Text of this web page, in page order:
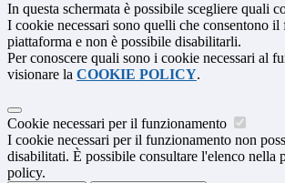
In questa schermata è possibile scegliere quali
I cookie necessari sono quelli che consentono il
piattaforma e non è possibile disabilitarli.
Per conoscere quali sono i cookie necessari al
visionare la COOKIE POLICY.
Cookie necessari per il funzionamento
I cookie necessari per il funzionamento non
disabilitati. È possibile consultare l'elenco nella
policy.